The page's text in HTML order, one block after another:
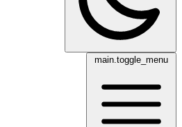
main.toggle_menu